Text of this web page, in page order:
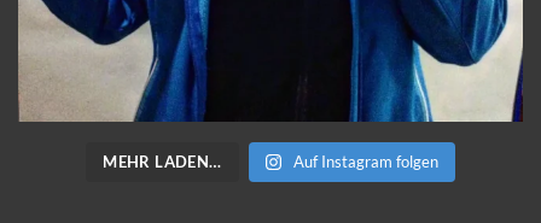
MEHR LADEN… Auf Instagram folgen